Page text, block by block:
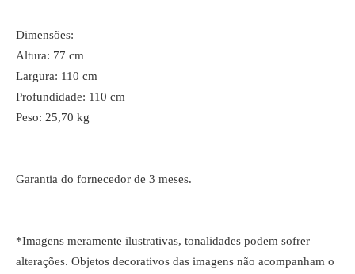
Dimensões:
Altura: 77 cm
Largura: 110 cm
Profundidade: 110 cm
Peso: 25,70 kg
Garantia do fornecedor de 3 meses.
*Imagens meramente ilustrativas, tonalidades podem sofrer
alterações. Objetos decorativos das imagens não acompanham o